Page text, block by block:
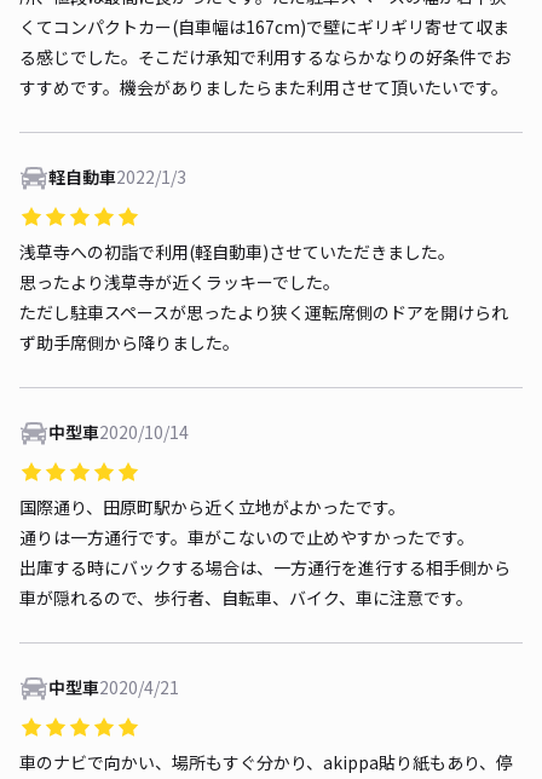
くてコンパクトカー(自車幅は167cm)で壁にギリギリ寄せて収ま
る感じでした。そこだけ承知で利用するならかなりの好条件でお
すすめです。機会がありましたらまた利用させて頂いたいです。
軽自動車2022/1/3
浅草寺への初詣で利用(軽自動車)させていただきました。
思ったより浅草寺が近くラッキーでした。
ただし駐車スペースが思ったより狭く運転席側のドアを開けられ
ず助手席側から降りました。
中型車2020/10/14
国際通り、田原町駅から近く立地がよかったです。
通りは一方通行です。車がこないので止めやすかったです。
出庫する時にバックする場合は、一方通行を進行する相手側から
車が隠れるので、歩行者、自転車、バイク、車に注意です。
中型車2020/4/21
車のナビで向かい、場所もすぐ分かり、akippa貼り紙もあり、停